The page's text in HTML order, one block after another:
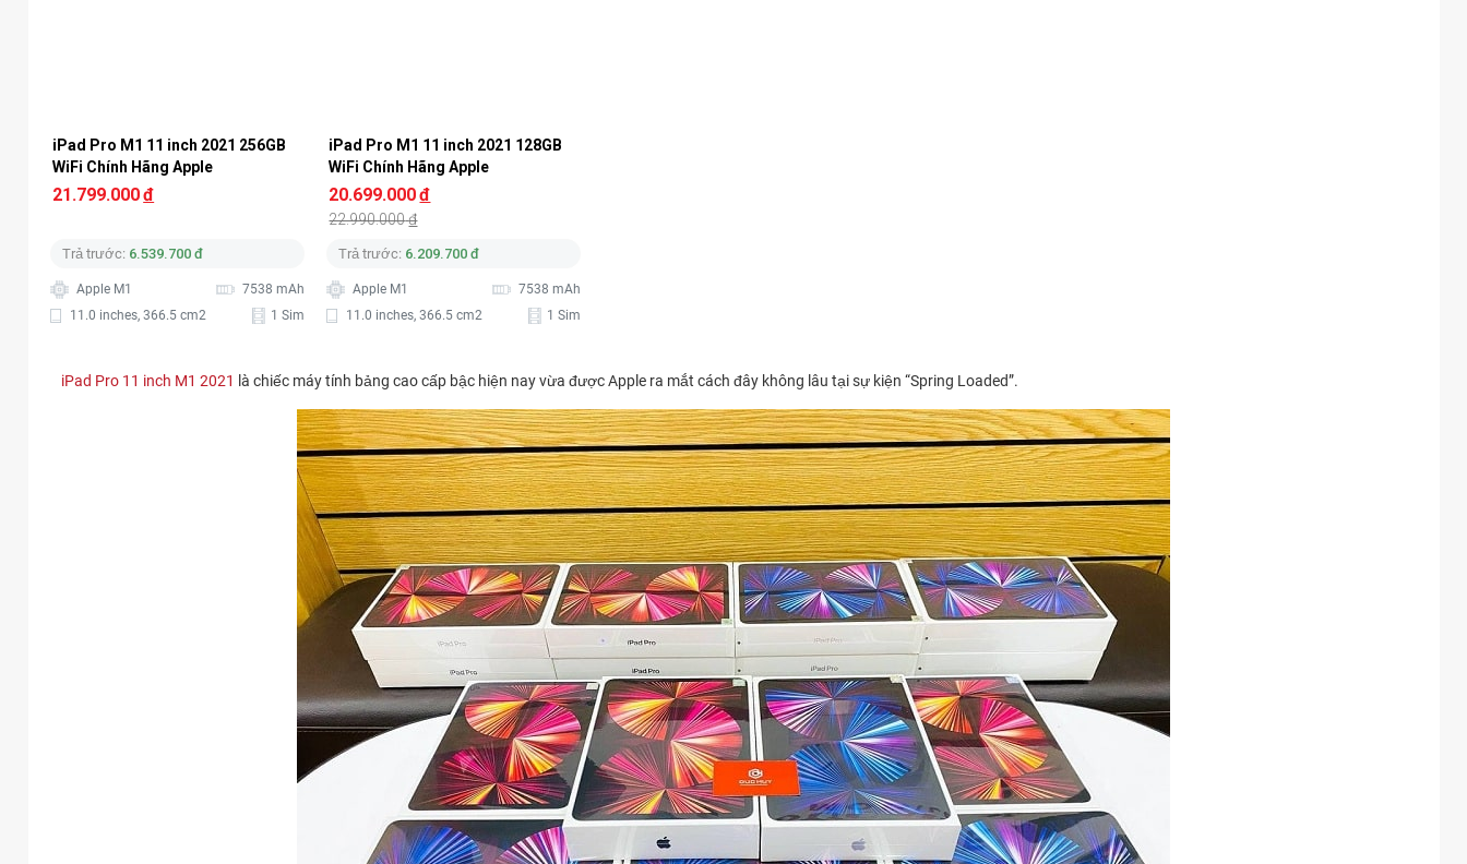
iPad Pro M1 11 inch 2021 256GB
WiFi Chính Hãng Apple
21.799.000đ
Trả trước: 6.539.700 đ
Apple M1
7538 mAh
11.0 inches, 366.5 cm2
1 Sim
iPad Pro M1 11 inch 2021 128GB
WiFi Chính Hãng Apple
20.699.000đ
22.990.000đ
Trả trước: 6.209.700 đ
Apple M1
7538 mAh
11.0 inches, 366.5 cm2
1 Sim
iPad Pro 11 inch M1 2021 là chiếc máy tính bảng cao cấp bậc hiện nay vừa được Apple ra mắt cách đây không lâu tại sự kiện “Spring Loaded”.